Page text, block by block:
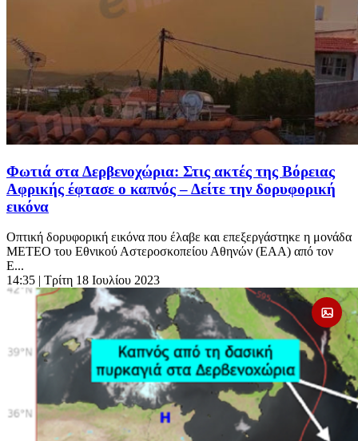
Φωτιά στα Δερβενοχώρια: Στις ακτές της Βόρειας
Αφρικής έφτασε ο καπνός – Δείτε την δορυφορική
εικόνα
Οπτική δορυφορική εικόνα που έλαβε και επεξεργάστηκε η μονάδα
ΜΕΤΕΟ του Εθνικού Αστεροσκοπείου Αθηνών (ΕΑΑ) από τον
Ε...
14:35 | Τρίτη 18 Ιουλίου 2023